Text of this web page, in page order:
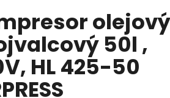
olejový
50l ,
HL 425-50